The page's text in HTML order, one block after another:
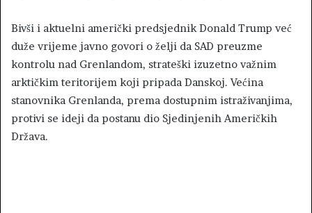
Bivši i aktuelni američki predsjednik Donald Trump već
duže vrijeme javno govori o želji da SAD preuzme
kontrolu nad Grenlandom, strateški izuzetno važnim
arktičkim teritorijem koji pripada Danskoj. Većina
stanovnika Grenlanda, prema dostupnim istraživanjima,
protivi se ideji da postanu dio Sjedinjenih Američkih
Država.